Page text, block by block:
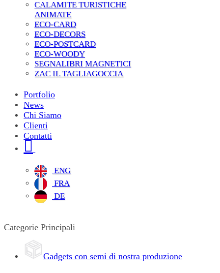
CALAMITE TURISTICHE
ANIMATE
ECO-CARD
ECO-DECORS
ECO-POSTCARD
ECO-WOODY
SEGNALIBRI MAGNETICI
ZAC IL TAGLIAGOCCIA
Portfolio
News
Chi Siamo
Clienti
Contatti
ENG
FRA
DE
Categorie Principali
Gadgets con semi di nostra produzione